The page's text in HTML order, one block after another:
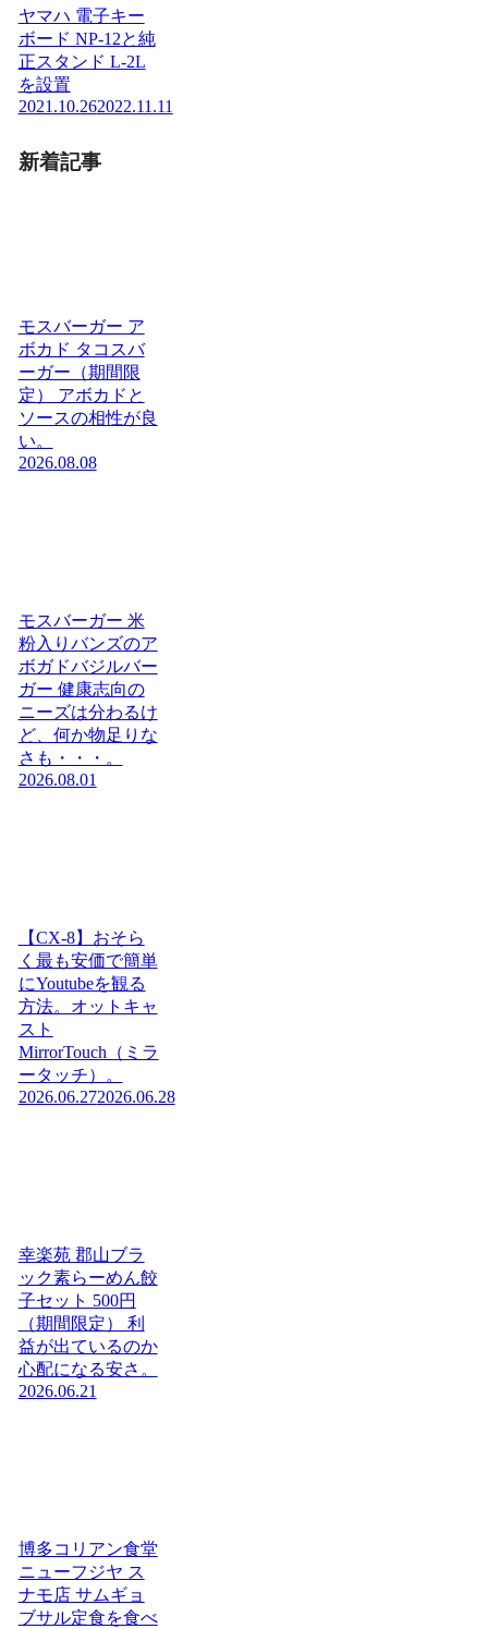
ヤマハ 電子キー
ボード NP-12と純
正スタンド L-2L
を設置
2021.10.262022.11.11
新着記事
モスバーガー ア
ボカド タコスバ
ーガー（期間限
定） アボカドと
ソースの相性が良
い。
2026.08.08
モスバーガー 米
粉入りバンズのア
ボガドバジルバー
ガー 健康志向の
ニーズは分わるけ
ど、何か物足りな
さも・・・。
2026.08.01
【CX-8】おそら
く最も安価で簡単
にYoutubeを観る
方法。オットキャ
スト
MirrorTouch（ミラ
ータッチ）。
2026.06.272026.06.28
幸楽苑 郡山ブラ
ック素らーめん餃
子セット 500円
（期間限定） 利
益が出ているのか
心配になる安さ。
2026.06.21
博多コリアン食堂
ニューフジヤ ス
ナモ店 サムギョ
ブサル定食を食べ